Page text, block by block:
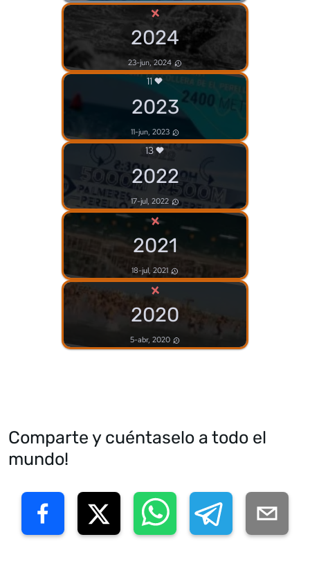
×
2024
23-jun, 2024
11
2023
11-jun, 2023
13
2022
17-jul, 2022
×
2021
18-jul, 2021
×
2020
5-abr, 2020
Comparte y cuéntaselo a todo el
mundo!